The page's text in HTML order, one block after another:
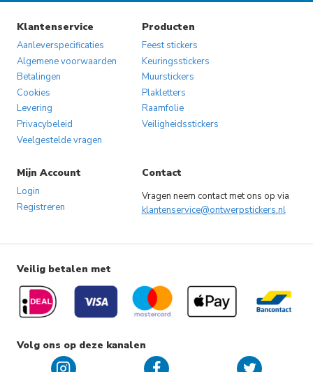
Klantenservice
Aanleverspecificaties
Algemene voorwaarden
Betalingen
Cookies
Levering
Privacybeleid
Veelgestelde vragen
Producten
Feest stickers
Keuringsstickers
Muurstickers
Plakletters
Raamfolie
Veiligheidsstickers
Mijn Account
Login
Registreren
Contact
Vragen neem contact met ons op via
klantenservice@ontwerpstickers.nl
Veilig betalen met
Volg ons op deze kanalen